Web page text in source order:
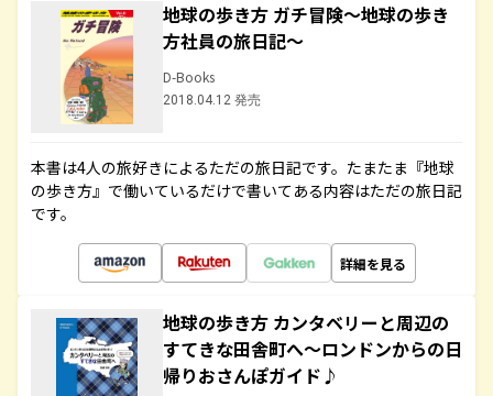
地球の歩き方 ガチ冒険～地球の歩き
方社員の旅日記～
D-Books
2018.04.12 発売
本書は4人の旅好きによるただの旅日記です。たまたま『地球
の歩き方』で働いているだけで書いてある内容はただの旅日記
です。
詳細を見る
地球の歩き方 カンタベリーと周辺の
すてきな田舎町へ～ロンドンからの日
帰りおさんぽガイド♪